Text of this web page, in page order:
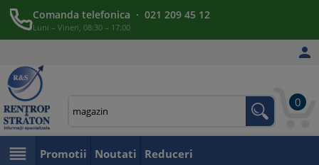
Comanda telefonica · 021 209 45 12
Luni – Vineri, 08:30 – 17:00

0
 Promotii Noutati Reduceri